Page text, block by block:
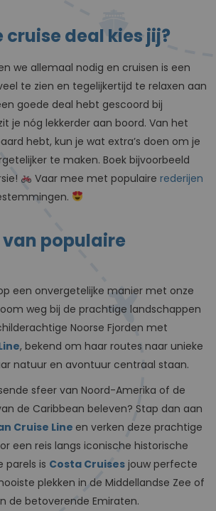
cruise deal kies jij?
we allemaal nodig en cruisen is een
te zien en tegelijkertijd te relaxen aan
goede deal hebt gescoord bij
je nóg lekkerder aan boord. Van het
hebt, kun je wat extra’s doen om je
te maken. Boek bijvoorbeeld
Vaar mee met populairerederijen
populaire
een onvergetelijke manier met onze
weg bij de prachtige landschappen
Noorse Fjorden met
, bekend om haar routes naar unieke
natuur en avontuur centraal staan.
sfeer van Noord-Amerika of de
de Caribbean beleven? Stap dan aan
Cruise Line en verken deze prachtige
een reis langs iconische historische
parels is Costa Cruises jouw perfecte
plekken in de Middellandse Zee of
de betoverende Emiraten.